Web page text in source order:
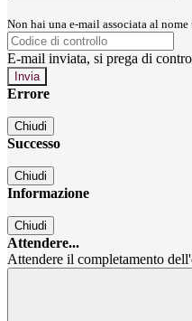
Non hai una e-mail associata al
E-mail inviata, si prega di
Errore
Chiudi
Successo
Chiudi
Informazione
Chiudi
Attendere...
Attendere il completamento